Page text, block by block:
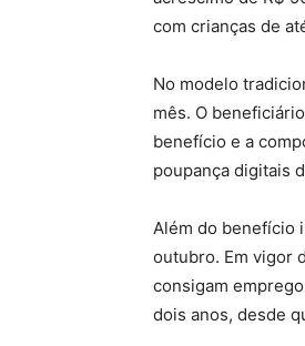
com crianças de
No modelo
mês. O
benefício e a
poupança digitais
Além do benefício
outubro. Em vigor
consigam
dois anos, desde